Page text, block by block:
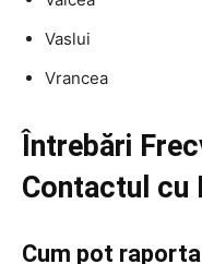
Vaslui
Vrancea
Întrebări
Contactul cu
Cum pot